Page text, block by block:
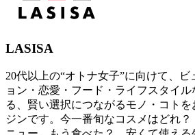
LASISA
20代以上の“オトナ女子”に向けて、
ョン・恋愛・フード・ライフスタイル
る、賢い選択につながるモノ・コト
ジンです。今一番旬なコスメはどれ